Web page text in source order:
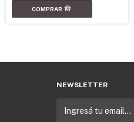
NEWSLETTER